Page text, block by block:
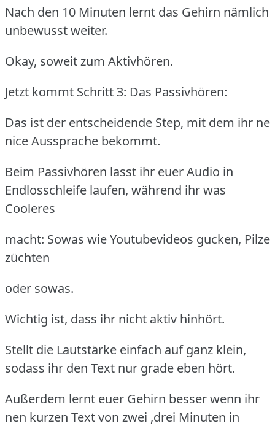
Nach den 10 Minuten lernt das Gehirn nämlich
unbewusst weiter.
Okay, soweit zum Aktivhören.
Jetzt kommt Schritt 3: Das Passivhören:
Das ist der entscheidende Step, mit dem ihr ne
nice Aussprache bekommt.
Beim Passivhören lasst ihr euer Audio in
Endlosschleife laufen, während ihr was
Cooleres
macht: Sowas wie Youtubevideos gucken, Pilze
züchten
oder sowas.
Wichtig ist, dass ihr nicht aktiv hinhört.
Stellt die Lautstärke einfach auf ganz klein,
sodass ihr den Text nur grade eben hört.
Außerdem lernt euer Gehirn besser wenn ihr
nen kurzen Text von zwei ,drei Minuten in